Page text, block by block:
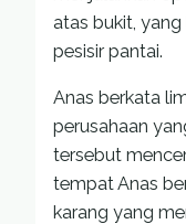
atas bukit,
pesisir pantai.
Anas berkata
perusahaan
tersebut
tempat Anas
karang yang